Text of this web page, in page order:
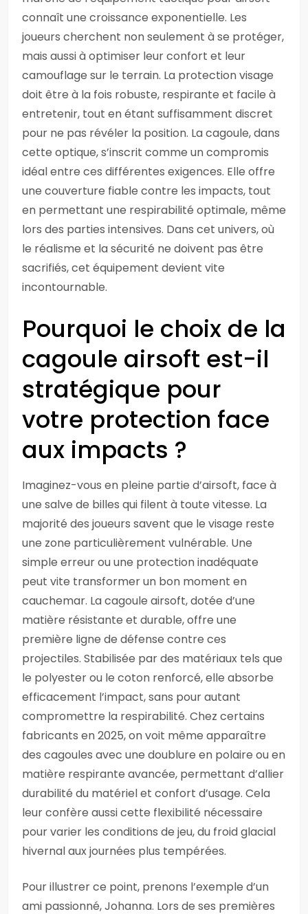
connaît une croissance exponentielle. Les
joueurs cherchent non seulement à se protéger,
mais aussi à optimiser leur confort et leur
camouflage sur le terrain. La protection visage
doit être à la fois robuste, respirante et facile à
entretenir, tout en étant suffisamment discret
pour ne pas révéler la position. La cagoule, dans
cette optique, s’inscrit comme un compromis
idéal entre ces différentes exigences. Elle offre
une couverture fiable contre les impacts, tout
en permettant une respirabilité optimale, même
lors des parties intensives. Dans cet univers, où
le réalisme et la sécurité ne doivent pas être
sacrifiés, cet équipement devient vite
incontournable.
Pourquoi le choix de la
cagoule airsoft est-il
stratégique pour
votre protection face
aux impacts ?
Imaginez-vous en pleine partie d’airsoft, face à
une salve de billes qui filent à toute vitesse. La
majorité des joueurs savent que le visage reste
une zone particulièrement vulnérable. Une
simple erreur ou une protection inadéquate
peut vite transformer un bon moment en
cauchemar. La cagoule airsoft, dotée d’une
matière résistante et durable, offre une
première ligne de défense contre ces
projectiles. Stabilisée par des matériaux tels que
le polyester ou le coton renforcé, elle absorbe
efficacement l’impact, sans pour autant
compromettre la respirabilité. Chez certains
fabricants en 2025, on voit même apparaître
des cagoules avec une doublure en polaire ou en
matière respirante avancée, permettant d’allier
durabilité du matériel et confort d’usage. Cela
leur confère aussi cette flexibilité nécessaire
pour varier les conditions de jeu, du froid glacial
hivernal aux journées plus tempérées.
Pour illustrer ce point, prenons l’exemple d’un
ami passionné, Johanna. Lors de ses premières